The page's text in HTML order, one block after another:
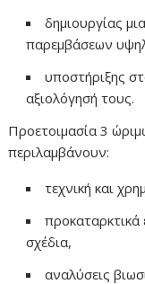
δημιουργίας
παρεμβάσεων
υποστήριξης
αξιολόγησή τους.
Προετοιμασία 3
περιλαμβάνουν:
τεχνική και
προκαταρκτικά
σχέδια,
αναλύσεις